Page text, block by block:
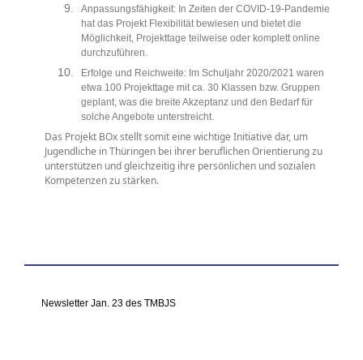
Anpassungsfähigkeit: In Zeiten der COVID-19-Pandemie
hat das Projekt Flexibilität bewiesen und bietet die
Möglichkeit, Projekttage teilweise oder komplett online
durchzuführen.
Erfolge und Reichweite: Im Schuljahr 2020/2021 waren
etwa 100 Projekttage mit ca. 30 Klassen bzw. Gruppen
geplant, was die breite Akzeptanz und den Bedarf für
solche Angebote unterstreicht.
Das Projekt BOx stellt somit eine wichtige Initiative dar, um
Jugendliche in Thüringen bei ihrer beruflichen Orientierung zu
unterstützen und gleichzeitig ihre persönlichen und sozialen
Kompetenzen zu stärken.
Newsletter Jan. 23 des TMBJS